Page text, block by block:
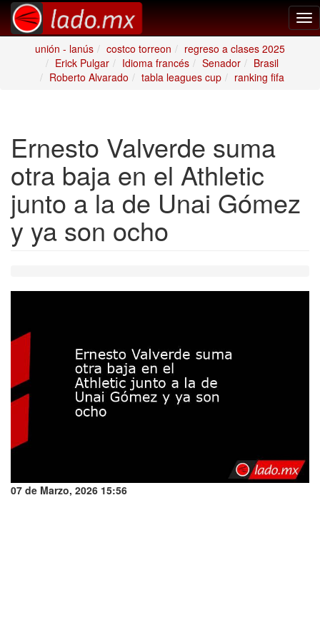
unión - lanús
costco torreon
regreso a clases 2025
Erick Pulgar
Idioma francés Senador
Brasil
Roberto Alvarado
tabla leagues cup ranking fifa
Ernesto Valverde suma
otra baja en el Athletic
junto a la de Unai Gómez
y ya son ocho
07 de Marzo, 2026 15:56